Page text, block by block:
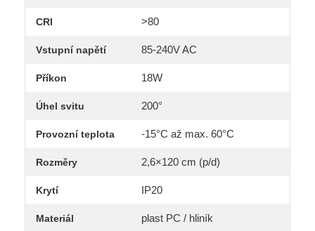
CRI >80
Vstupní napětí 85-240V AC
Příkon 18W
Úhel svitu 200°
Provozní teplota -15°C až max. 60°C
Rozměry 2,6×120 cm (p/d)
Krytí IP20
Materiál plast PC / hliník